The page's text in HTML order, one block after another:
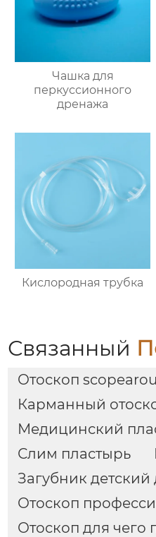
Чашка для
перкуссионного
дренажа
Кислородная трубка
Связанный
Отоскоп
Карманный
Медицинский
Слим пластырь
Загубник
Отоскоп
Отоскоп для чего